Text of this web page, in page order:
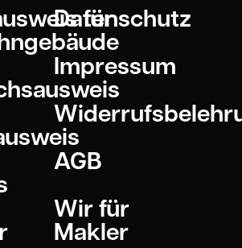
für
Datenschutz
Impressum
AGB
Wir für
Makler